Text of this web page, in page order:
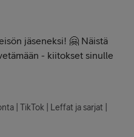
jäseneksi! 🤗 Näistä
- kiitokset sinulle
| TikTok | Leffat ja sarjat |